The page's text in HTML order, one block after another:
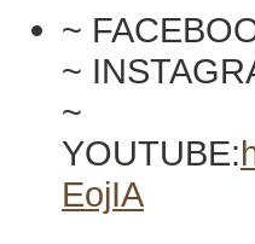
~
~
~
YOUTUBE:
EojIA